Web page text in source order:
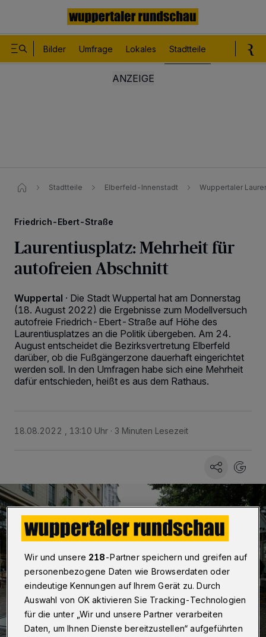
Bilder Umfrage Lokales Stadtteile
Stadtteile Elberfeld-Innenstadt Wuppertaler
Friedrich-Ebert-Straße
Laurentiusplatz: Mehrheit für
autofreien Abschnitt
Wuppertal · Die Stadt Wuppertal hat am Donnerstag
(18. August 2022) die Ergebnisse zum Modellversuch
autofreie Friedrich-Ebert-Straße auf Höhe des
Laurentiusplatzes an die Politik übergeben. Am 24.
August entscheidet die Bezirksvertretung Elberfeld
darüber, ob die Fußgängerzone dauerhaft eingerichtet
werden soll. In den Umfragen habe sich eine Mehrheit
dafür entschieden, heißt es aus dem Rathaus.
18.08.2022 , 13:10 Uhr 3 Minuten Lesezeit
Wir und unsere 218-Partner speichern und greifen auf
personenbezogene Daten wie Browserdaten oder
eindeutige Kennungen auf Ihrem Gerät zu. Durch
Auswahl von OK aktivieren Sie Tracking-Technologien
für die unter „Wir und unsere Partner verarbeiten
Daten, um Ihnen Dienste bereitzustellen“ aufgeführten